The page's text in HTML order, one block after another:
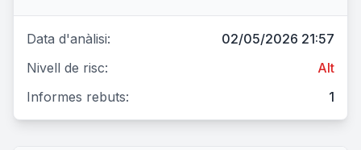
Data d'anàlisi:
02/05/2026 21:57
Nivell de risc:
Alt
Informes rebuts:
1